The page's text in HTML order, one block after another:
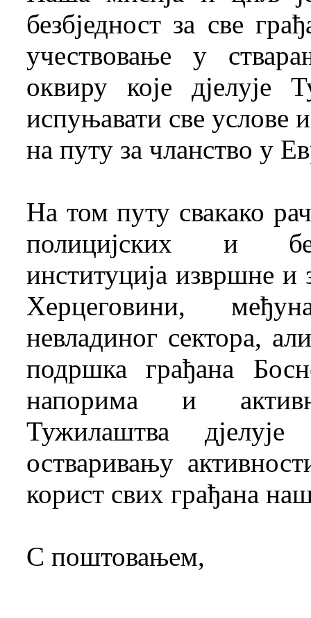
безбједност за све
учествовање у
оквиру које
испуњавати све услове
на путу за чланство у
На том путу свакако
полицијских и
институција извршне и
Херцеговини,
невладиног сектора,
подршка грађана
напорима и
Тужилаштва
остваривању
корист свих грађана
С поштовањем,